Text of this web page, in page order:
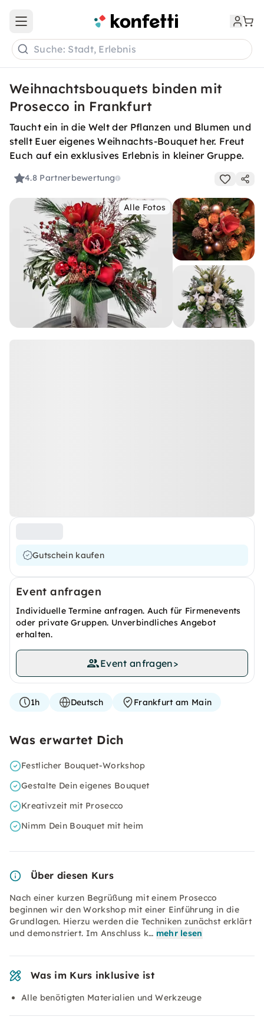
Open main menu
Suche: Stadt, Erlebnis
Weihnachtsbouquets binden mit
Prosecco in Frankfurt
Taucht ein in die Welt der Pflanzen und Blumen und
stellt Euer eigenes Weihnachts-Bouquet her. Freut
Euch auf ein exklusives Erlebnis in kleiner Gruppe.
4.8 Partnerbewertung
Alle Fotos
Gutschein kaufen
Event anfragen
Individuelle Termine anfragen. Auch für Firmenevents
oder private Gruppen. Unverbindliches Angebot
erhalten.
Event anfragen>
1h Deutsch Frankfurt am Main
Was erwartet Dich
Festlicher Bouquet-Workshop
Gestalte Dein eigenes Bouquet
Kreativzeit mit Prosecco
Nimm Dein Bouquet mit heim
Über diesen Kurs
Nach einer kurzen Begrüßung mit einem Prosecco
beginnen wir den Workshop mit einer Einführung in die
Grundlagen. Hierzu werden die Techniken zunächst erklärt
und demonstriert. Im Anschluss k… mehr lesen
Was im Kurs inklusive ist
Alle benötigten Materialien und Werkzeuge